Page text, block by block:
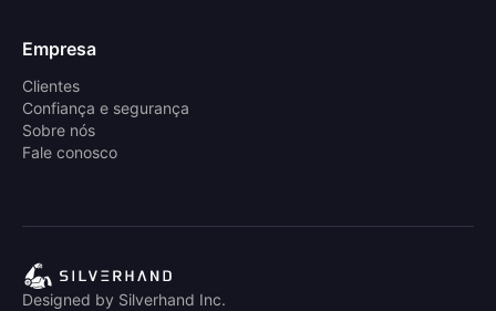
Empresa
Clientes
Confiança e segurança
Sobre nós
Fale conosco
Designed by Silverhand Inc.